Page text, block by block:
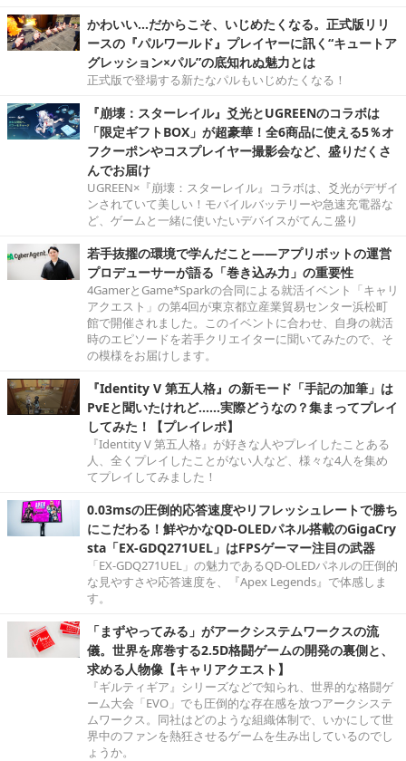
かわいい…だからこそ、いじめたくなる。正式版リリ
ースの『パルワールド』プレイヤーに訊く“キュートア
グレッション×パル”の底知れぬ魅力とは
正式版で登場する新たなパルもいじめたくなる！
『崩壊：スターレイル』爻光とUGREENのコラボは
「限定ギフトBOX」が超豪華！全6商品に使える5％オ
フクーポンやコスプレイヤー撮影会など、盛りだくさ
んでお届け
UGREEN×『崩壊：スターレイル』コラボは、爻光がデザイ
ンされていて美しい！モバイルバッテリーや急速充電器な
ど、ゲームと一緒に使いたいデバイスがてんこ盛り
若手抜擢の環境で学んだこと――アプリボットの運営
プロデューサーが語る「巻き込み力」の重要性
4GamerとGame*Sparkの合同による就活イベント「キャリ
アクエスト」の第4回が東京都立産業貿易センター浜松町
館で開催されました。このイベントに合わせ、自身の就活
時のエピソードを若手クリエイターに聞いてみたので、そ
の模様をお届けします。
『Identity V 第五人格』の新モード「手記の加筆」は
PvEと聞いたけれど……実際どうなの？集まってプレイ
してみた！【プレイレポ】
『Identity V 第五人格』が好きな人やプレイしたことある
人、全くプレイしたことがない人など、様々な4人を集め
てプレイしてみました！
0.03msの圧倒的応答速度やリフレッシュレートで勝ち
にこだわる！鮮やかなQD-OLEDパネル搭載のGigaCry
sta「EX-GDQ271UEL」はFPSゲーマー注目の武器
「EX-GDQ271UEL」の魅力であるQD-OLEDパネルの圧倒的
な見やすさや応答速度を、『Apex Legends』で体感しま
す。
「まずやってみる」がアークシステムワークスの流
儀。世界を席巻する2.5D格闘ゲームの開発の裏側と、
求める人物像【キャリアクエスト】
『ギルティギア』シリーズなどで知られ、世界的な格闘ゲ
ーム大会「EVO」でも圧倒的な存在感を放つアークシステ
ムワークス。同社はどのような組織体制で、いかにして世
界中のファンを熱狂させるゲームを生み出しているのでし
ょうか。